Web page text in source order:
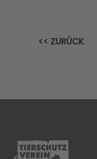
<< ZURÜCK